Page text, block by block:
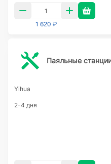
1 620 ₽
Паяльные
Yihua
2-4 дня